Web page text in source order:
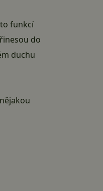
funkcí
do
duchu